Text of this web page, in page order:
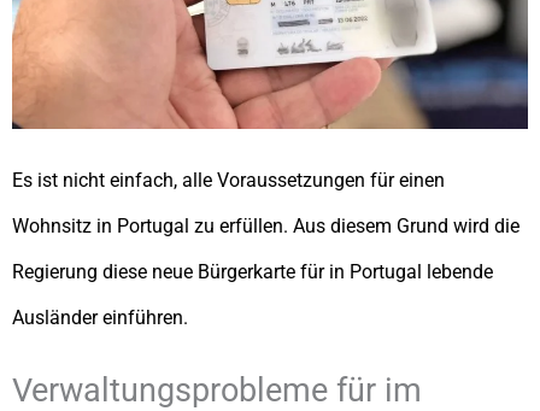
Es ist nicht einfach, alle Voraussetzungen für einen
Wohnsitz in Portugal zu erfüllen. Aus diesem Grund wird die
Regierung diese neue Bürgerkarte für in Portugal lebende
Ausländer einführen.
Verwaltungsprobleme für im